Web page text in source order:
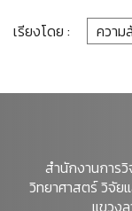
เรียงโดย :
สำนักงานการ
วิทยาศาสตร์ วิจัย
แขวง